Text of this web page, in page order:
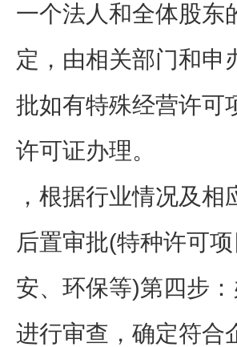
一个法人和全体股东
定，由相关部门和申
批如有特殊经营许可
许可证办理。
，根据行业情况及
后置审批(特种许可
安、环保等)第四步
进行审查，确定符合